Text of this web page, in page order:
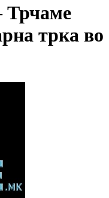
Трчаме
трка во